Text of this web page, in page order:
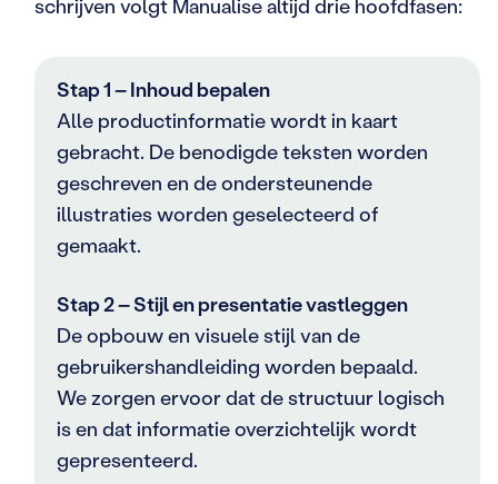
schrijven volgt Manualise altijd drie hoofdfasen:
Stap 1 – Inhoud bepalen
Alle productinformatie wordt in kaart
gebracht. De benodigde teksten worden
geschreven en de ondersteunende
illustraties worden geselecteerd of
gemaakt.
Stap 2 – Stijl en presentatie vastleggen
De opbouw en visuele stijl van de
gebruikershandleiding worden bepaald.
We zorgen ervoor dat de structuur logisch
is en dat informatie overzichtelijk wordt
gepresenteerd.